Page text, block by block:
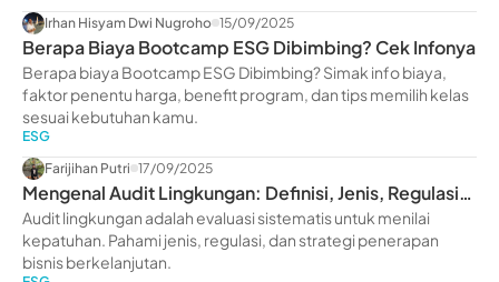
Irhan Hisyam Dwi Nugroho 15/09/2025
Berapa Biaya Bootcamp ESG Dibimbing? Cek Infonya
Berapa biaya Bootcamp ESG Dibimbing? Simak info biaya,
faktor penentu harga, benefit program, dan tips memilih kelas
sesuai kebutuhan kamu.
ESG
Farijihan Putri 17/09/2025
Mengenal Audit Lingkungan: Definisi, Jenis, Regulasi,
& Strategi
Audit lingkungan adalah evaluasi sistematis untuk menilai
kepatuhan. Pahami jenis, regulasi, dan strategi penerapan
bisnis berkelanjutan.